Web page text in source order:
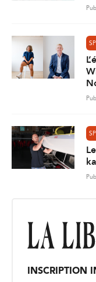
INSCRIPTION